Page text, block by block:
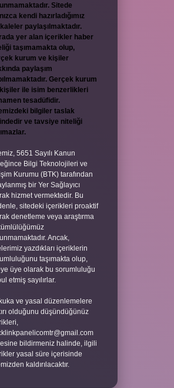
Sitede
kendi hazırladığımız
paylaşılmaktadır.
yer alan içerikler haber
taşımamakta olup,
kurum ve kişiler
paylaşım
Gerçek kurum
ile isim benzerlikleri
tesadüfidir.
bilgiler taslak
ve tavsiye niteliği
5651 Sayılı Kanun
Bilgi Teknolojileri ve
Kurumu (BTK) tarafından
bir Yer Sağlayıcı
hizmet vermektedir. Bu
sitedeki içerikleri proaktif
denetleme veya araştırma
Ancak,
yazdıkları içeriklerin
taşımakta olup,
üye olarak bu sorumluluğu
etmiş sayılırlar.
ve yasal düzenlemelere
olduğunu düşündüğünüz
bildirmeniz halinde, ilgili
yasal süre içerisinde
kaldırılacaktır.